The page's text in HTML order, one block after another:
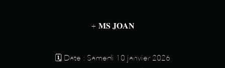
+ 𝐌𝐒 𝐉𝐎𝐀𝐍
🗓️ Date : Samedi 10 janvier 2026